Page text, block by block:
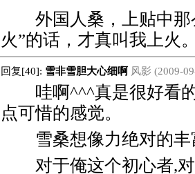
外国人桑，上贴中
火”的话，才真叫我上火
回复[40]: 雪非雪胆大心细啊 风影 (2009-
哇啊^^^真是很好看的
点可惜的感觉。
雪桑想像力绝对的
对于俺这个初心者,